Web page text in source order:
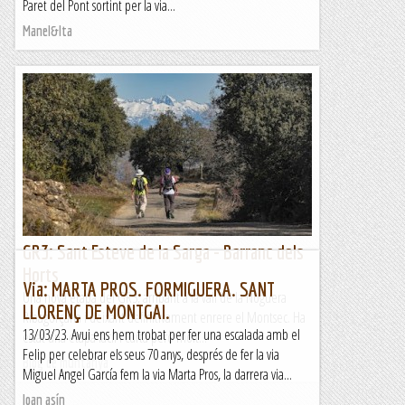
Paret del Pont sortint per la via...
Manel&Ita
GR3: Sant Esteve de la Sarga - Barranc dels
Una nova etapa del GR3, arribant a la vall de la Noguera
Ribagorçana i deixant definitivament enrere el Montsec. Ha
estat una etapa fàcil i curta però molt...
Blog de muntanya
Via: MARTA PROS. FORMIGUERA. SANT
LLORENÇ DE MONTGAI.
13/03/23. Avui ens hem trobat per fer una escalada amb el
Felip per celebrar els seus 70 anys, després de fer la via
Miguel Angel García fem la via Marta Pros, la darrera via...
Joan asín